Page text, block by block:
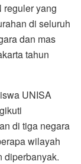
reguler yang
di seluruh
dan mas
tahun
UNISA
di tiga negara
wilayah
diperbanyak.